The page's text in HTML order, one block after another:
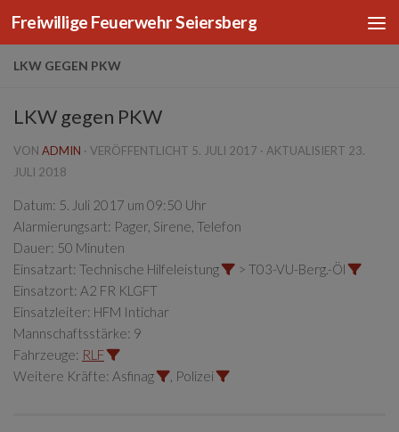
Zum Inhalt springen
Freiwillige Feuerwehr Seiersberg
LKW GEGEN PKW
LKW gegen PKW
VON ADMIN · VERÖFFENTLICHT 5. JULI 2017 · AKTUALISIERT 23.
JULI 2018
Datum: 5. Juli 2017 um 09:50 Uhr
Alarmierungsart: Pager, Sirene, Telefon
Dauer: 50 Minuten
Einsatzart: Technische Hilfeleistung
> T03-VU-Berg.-Öl
Einsatzort: A2 FR KLGFT
Einsatzleiter: HFM Intichar
Mannschaftsstärke: 9
Fahrzeuge: RLF
Weitere Kräfte: Asfinag , Polizei